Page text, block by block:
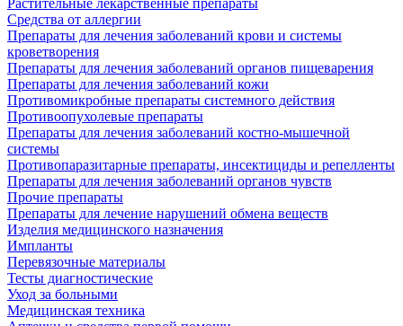
Растительные лекарственные препараты
Средства от аллергии
Препараты для лечения заболеваний крови и системы
кроветворения
Препараты для лечения заболеваний органов пищеварения
Препараты для лечения заболеваний кожи
Противомикробные препараты системного действия
Противоопухолевые препараты
Препараты для лечения заболеваний костно-мышечной
системы
Противопаразитарные препараты, инсектициды и репелленты
Препараты для лечения заболеваний органов чувств
Прочие препараты
Препараты для лечение нарушений обмена веществ
Изделия медицинского назначения
Импланты
Перевязочные материалы
Тесты диагностические
Уход за больными
Медицинская техника